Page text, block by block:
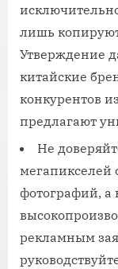
лишь
Утверждение
китайские
конкурентов
предлагают
Не
мегапикселей
фотографий, а
рекламным